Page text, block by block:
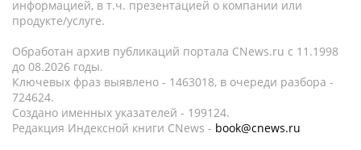
информацией, в т.ч. презентацией о компании или
продукте/услуге.
Обработан архив публикаций портала CNews.ru c 11.1998
до 08.2026 годы.
Ключевых фраз выявлено - 1463018, в очереди разбора -
724624.
Создано именных указателей - 199124.
Редакция Индексной книги CNews - book@cnews.ru